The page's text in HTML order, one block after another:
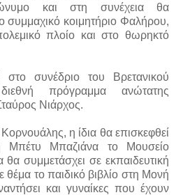
και στη συνέχεια θα
συμμαχικό κοιμητήριο Φαλήρου,
πλοίο και στο θωρηκτό
στο συνέδριο του Βρετανικού
πρόγραμμα ανώτατης
Νιάρχος.
η ίδια θα επισκεφθεί
Μπέτυ Μπαζιάνα το Μουσείο
συμμετάσχει σε εκπαιδευτική
το παιδικό βιβλίο στη Μονή
και γυναίκες που έχουν